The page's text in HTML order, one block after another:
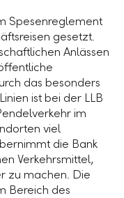
Spesenreglement
gesetzt.
Anlässen
das besonders
ist bei der LLB
im
viel
die Bank
Verkehrsmittel,
zu machen. Die
Bereich des